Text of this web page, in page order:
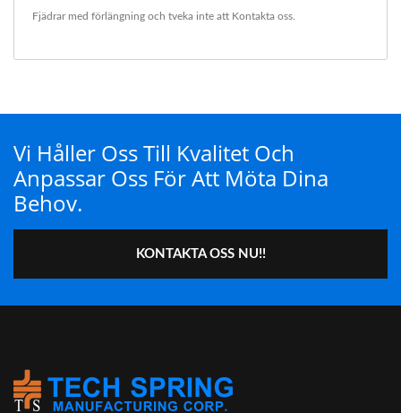
Fjädrar med förlängning och tveka inte att Kontakta oss
Vi Håller Oss Till Kvalitet Och
Anpassar Oss För Att Möta Dina
Behov.
KONTAKTA OSS NU!!